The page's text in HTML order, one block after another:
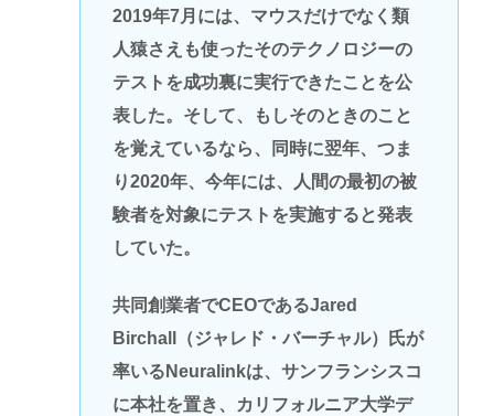
2019年7月には、マウスだけでなく類
人猿さえも使ったそのテクノロジーの
テストを成功裏に実行できたことを公
表した。そして、もしそのときのこと
を覚えているなら、同時に翌年、つま
り2020年、今年には、人間の最初の被
験者を対象にテストを実施すると発表
していた。
共同創業者でCEOであるJared
Birchall（ジャレド・バーチャル）氏が
率いるNeuralinkは、サンフランシスコ
に本社を置き、カリフォルニア大学デ